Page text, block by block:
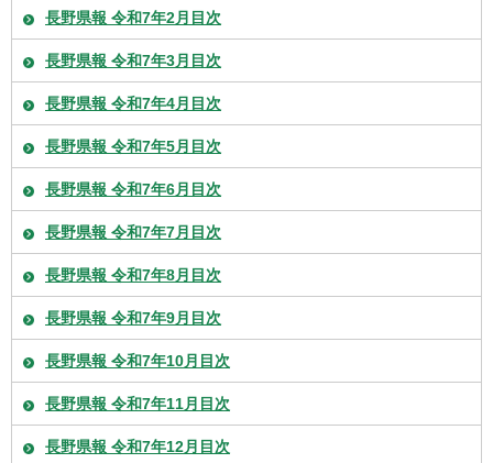
長野県報 令和7年2月目次
長野県報 令和7年3月目次
長野県報 令和7年4月目次
長野県報 令和7年5月目次
長野県報 令和7年6月目次
長野県報 令和7年7月目次
長野県報 令和7年8月目次
長野県報 令和7年9月目次
長野県報 令和7年10月目次
長野県報 令和7年11月目次
長野県報 令和7年12月目次